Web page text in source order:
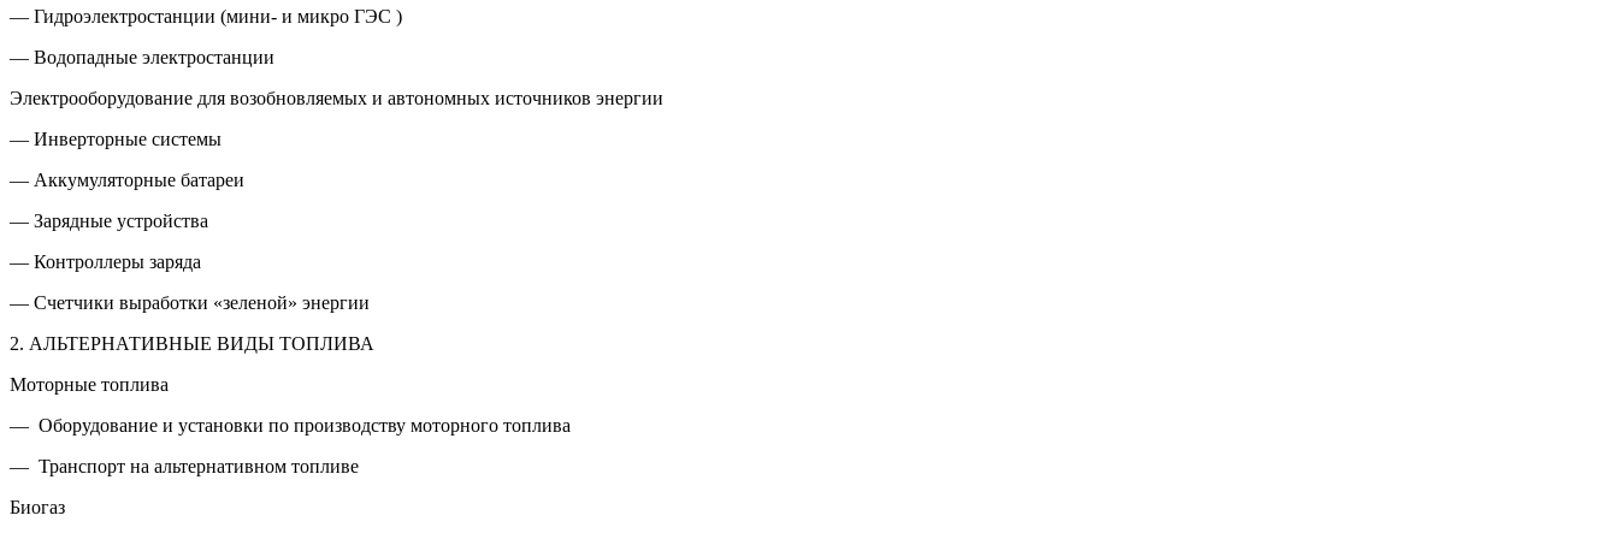
— Гидроэлектростанции (мини- и микро ГЭС )
— Водопадные электростанции
Электрооборудование для возобновляемых и автономных источников энергии
— Инверторные системы
— Аккумуляторные батареи
— Зарядные устройства
— Контроллеры заряда
— Счетчики выработки «зеленой» энергии
2. АЛЬТЕРНАТИВНЫЕ ВИДЫ ТОПЛИВА
Моторные топлива
— Оборудование и установки по производству моторного топлива
— Транспорт на альтернативном топливе
Биогаз